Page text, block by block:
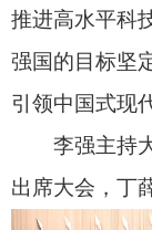
学院第二十二次
士大会、中国科
在北京人民大会
际、王沪宁、蔡
华社记者 谢环驰